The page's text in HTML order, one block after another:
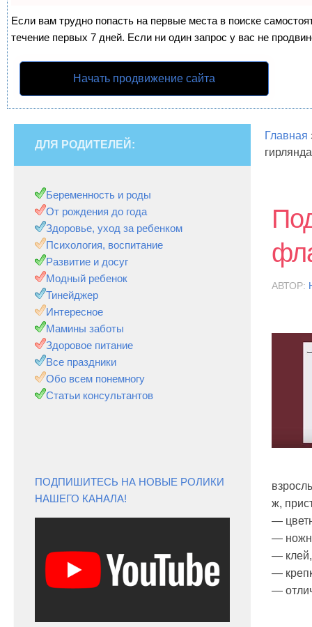
Если вам трудно попасть на первые места в поиске
течение первых 7 дней. Если ни один запрос у вас не
Начать продвижение сайта
Главная
АВТОР:
ж,
—
—
— клей,
—
—
ДЛЯ РОДИТЕЛЕЙ:
Беременность и роды
От рождения до года
Здоровье, уход за ребенком
Психология, воспитание
Развитие и досуг
Модный ребенок
Тинейджер
Интересное
Мамины заботы
Здоровое питание
Все праздники
Обо всем понемногу
Статьи консультантов
ПОДПИШИТЕСЬ НА НОВЫЕ РОЛИКИ
НАШЕГО КАНАЛА!